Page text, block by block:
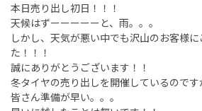
本日売り出し初日！！！
天候はずーーーーーと、雨。。。
しかし、天気が悪い中でも沢山のお客様
た！！！
誠にありがとうございます！！
冬タイヤの売り出しを開催しているのです
皆さん準備が早い。。。